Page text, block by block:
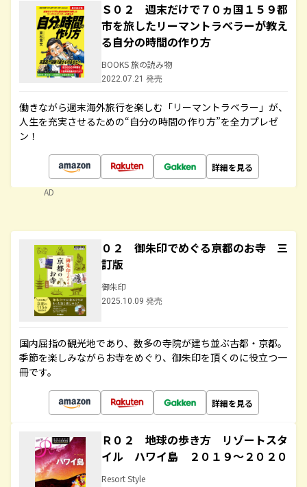
Ｓ０２ 週末だけで７０ヵ国１５９都
市を旅したリーマントラベラーが教え
る自分の時間の作り方
BOOKS 旅の読み物
2022.07.21 発売
働きながら週末海外旅行を楽しむ「リーマントラベラー」が、
人生を充実させるための“自分の時間の作り方”を全力プレゼ
ン！
詳細を見る
AD
０２ 御朱印でめぐる京都のお寺 三
訂版
御朱印
2025.10.09 発売
国内屈指の観光地であり、数多の寺院が建ち並ぶ古都・京都。
季節を楽しみながらお寺をめぐり、御朱印を頂くのに役立つ一
冊です。
詳細を見る
Ｒ０２ 地球の歩き方 リゾートスタ
イル ハワイ島 ２０１９～２０２０
Resort Style